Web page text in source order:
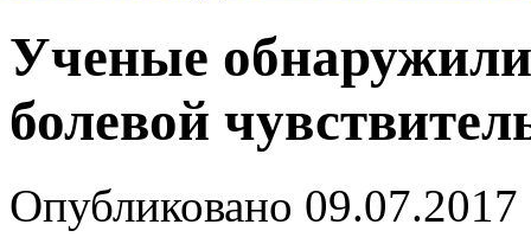
Ученые
болевой
Опубликовано 09.07.2017